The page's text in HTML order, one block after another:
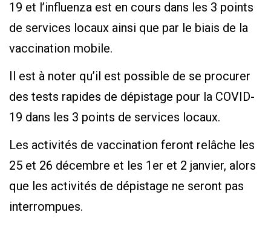
19 et l’influenza est en cours dans les 3 points
de services locaux ainsi que par le biais de la
vaccination mobile.
Il est à noter qu’il est possible de se procurer
des tests rapides de dépistage pour la COVID-
19 dans les 3 points de services locaux.
Les activités de vaccination feront relâche les
25 et 26 décembre et les 1er et 2 janvier, alors
que les activités de dépistage ne seront pas
interrompues.